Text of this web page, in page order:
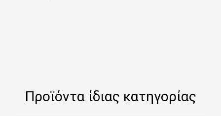
Προϊόντα ίδιας κατηγορίας